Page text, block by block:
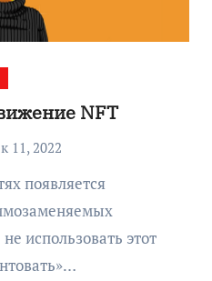
NFT
11, 2022
использовать этот